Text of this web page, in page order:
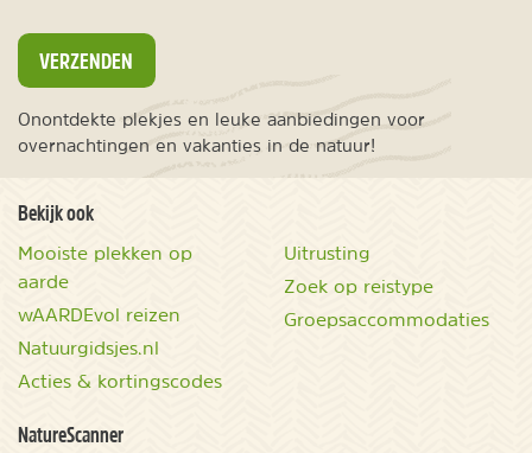
VERZENDEN
Onontdekte plekjes en leuke aanbiedingen voor
overnachtingen en vakanties in de natuur!
Bekijk ook
Mooiste plekken op
aarde
wAARDEvol reizen
Natuurgidsjes.nl
Acties & kortingscodes
Uitrusting
Zoek op reistype
Groepsaccommodaties
NatureScanner